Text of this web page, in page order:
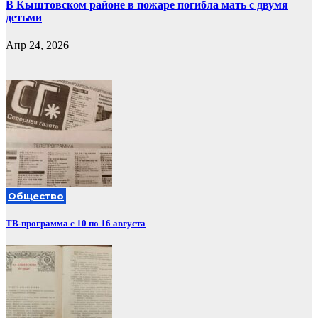
В Кыштовском районе в пожаре погибла мать с двумя
детьми
Апр 24, 2026
Общество
ТВ-программа с 10 по 16 августа